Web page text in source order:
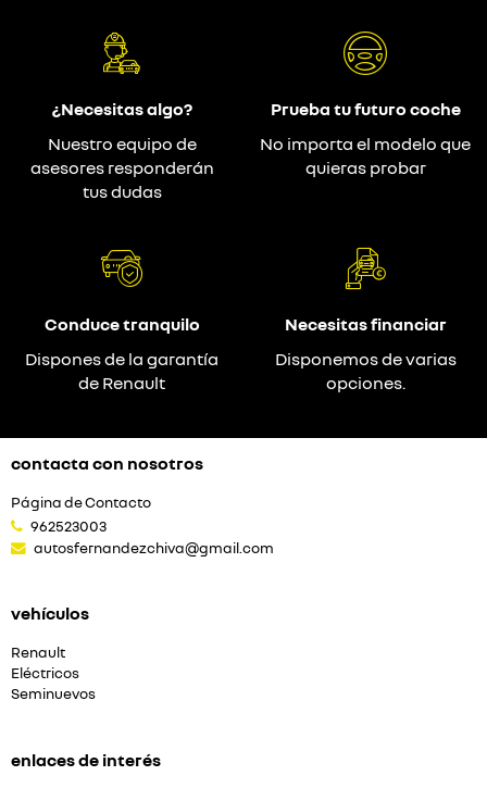
¿Necesitas algo?
Nuestro equipo de
asesores responderán
tus dudas
Prueba tu futuro coche
No importa el modelo que
quieras probar
Conduce tranquilo
Dispones de la garantía
de Renault
Necesitas financiar
Disponemos de varias
opciones.
contacta con nosotros
Página de Contacto
962523003
autosfernandezchiva@gmail.com
vehículos
Renault
Eléctricos
Seminuevos
enlaces de interés